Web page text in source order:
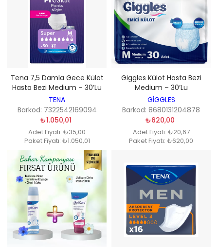
Tena 7,5 Damla Gece Külot
Hasta Bezi Medium – 30’lu
TENA
Barkod: 7322542169094
₺1.050,01
Adet Fiyatı: ₺35,00
Paket Fiyatı: ₺1.050,01
Giggles Külot Hasta Bezi
Medium – 30’lu
GİGGLES
Barkod: 8680131204878
₺620,00
Adet Fiyatı: ₺20,67
Paket Fiyatı: ₺620,00